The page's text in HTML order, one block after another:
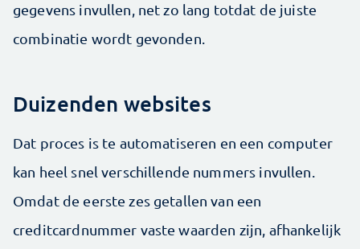
gegevens invullen, net zo lang totdat de juiste
combinatie wordt gevonden.
Duizenden websites
Dat proces is te automatiseren en een computer
kan heel snel verschillende nummers invullen.
Omdat de eerste zes getallen van een
creditcardnummer vaste waarden zijn, afhankelijk